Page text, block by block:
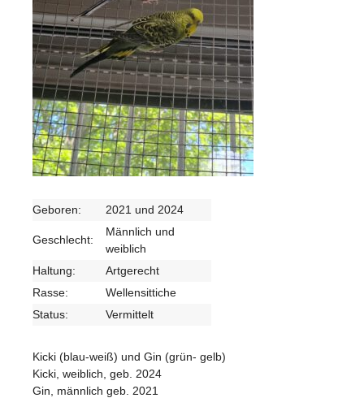
Geboren: 2021 und 2024
Geschlecht:
Männlich und
weiblich
Haltung:
Artgerecht
Rasse:
Wellensittiche
Status:
Vermittelt
Kicki (blau-weiß) und Gin (grün- gelb)
Kicki, weiblich, geb. 2024
Gin, männlich geb. 2021